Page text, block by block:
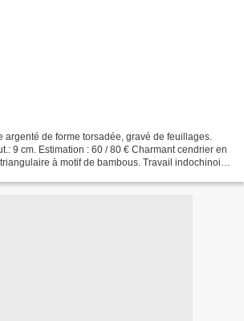
argenté de forme torsadée, gravé de feuillages.
9 cm. Estimation : 60 / 80 € Charmant cendrier en
à motif de bambous. Travail indochinois